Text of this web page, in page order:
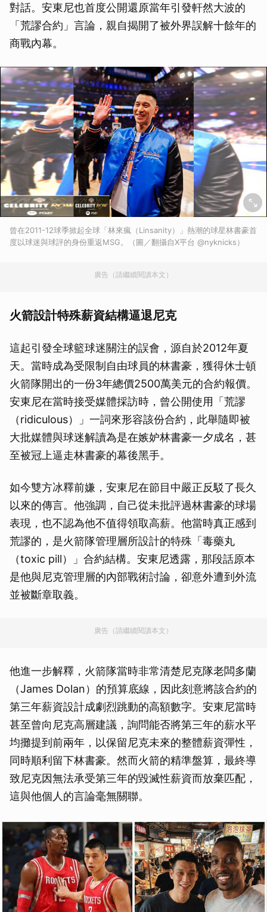
對話。安東尼也首度公開還原當年引發軒然大波的
「荒謬合約」言論，親自揭開了被外界誤解十餘年的
商戰內幕。
曾在2011-12球季掀起全球「林來瘋（Linsanity）」熱潮的球星林書豪首
度以球迷與球評的身份重返MSG。（圖／翻攝自X平台 @nyknicks）
廣告（請繼續閱讀本文）
火箭設計特殊薪資結構逼退尼克
這起引發全球籃球迷關注的誤會，源自於2012年夏
天。當時成為受限制自由球員的林書豪，獲得休士頓
火箭隊開出的一份3年總價2500萬美元的合約報價。
安東尼在當時接受媒體採訪時，曾公開使用「荒謬
（ridiculous）」一詞來形容該份合約，此舉隨即被
大批媒體與球迷解讀為是在嫉妒林書豪一夕成名，甚
至被冠上逼走林書豪的幕後黑手。
如今雙方冰釋前嫌，安東尼在節目中嚴正反駁了長久
以來的傳言。他強調，自己從未批評過林書豪的球場
表現，也不認為他不值得領取高薪。他當時真正感到
荒謬的，是火箭隊管理層所設計的特殊「毒藥丸
（toxic pill）」合約結構。安東尼透露，那段話原本
是他與尼克管理層的內部戰術討論，卻意外遭到外流
並被斷章取義。
廣告（請繼續閱讀本文）
他進一步解釋，火箭隊當時非常清楚尼克隊老闆多蘭
（James Dolan）的預算底線，因此刻意將該合約的
第三年薪資設計成劇烈跳動的高額數字。安東尼當時
甚至曾向尼克高層建議，詢問能否將第三年的薪水平
均攤提到前兩年，以保留尼克未來的整體薪資彈性，
同時順利留下林書豪。然而火箭的精準盤算，最終導
致尼克因無法承受第三年的毀滅性薪資而放棄匹配，
這與他個人的言論毫無關聯。